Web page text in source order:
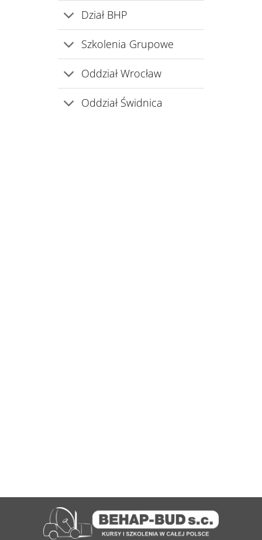
Dział BHP
Szkolenia Grupowe
Oddział Wrocław
Oddział Świdnica